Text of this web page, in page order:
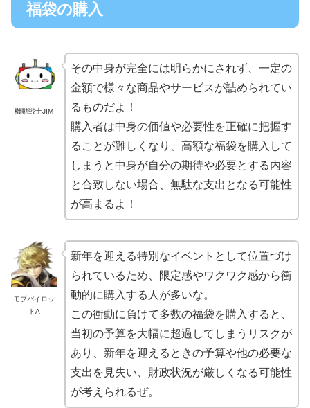
福袋の購入
機動戦士JIM
その中身が完全には明らかにされず、一定の
金額で様々な商品やサービスが詰められてい
るものだよ！
購入者は中身の価値や必要性を正確に把握す
ることが難しくなり、高額な福袋を購入して
しまうと中身が自分の期待や必要とする内容
と合致しない場合、無駄な支出となる可能性
が高まるよ！
モブパイロッ
トA
新年を迎える特別なイベントとして位置づけ
られているため、限定感やワクワク感から衝
動的に購入する人が多いな。
この衝動に負けて多数の福袋を購入すると、
当初の予算を大幅に超過してしまうリスクが
あり、新年を迎えるときの予算や他の必要な
支出を見失い、財政状況が厳しくなる可能性
が考えられるぜ。